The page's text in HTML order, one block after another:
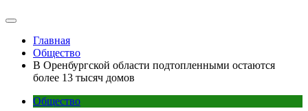
Главная
Общество
В Оренбургской области подтопленными остаются
более 13 тысяч домов
Общество